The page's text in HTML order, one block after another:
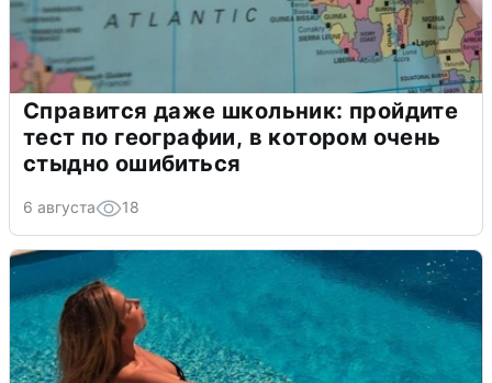
Справится даже школьник: пройдите
тест по географии, в котором очень
стыдно ошибиться
6 августа 18